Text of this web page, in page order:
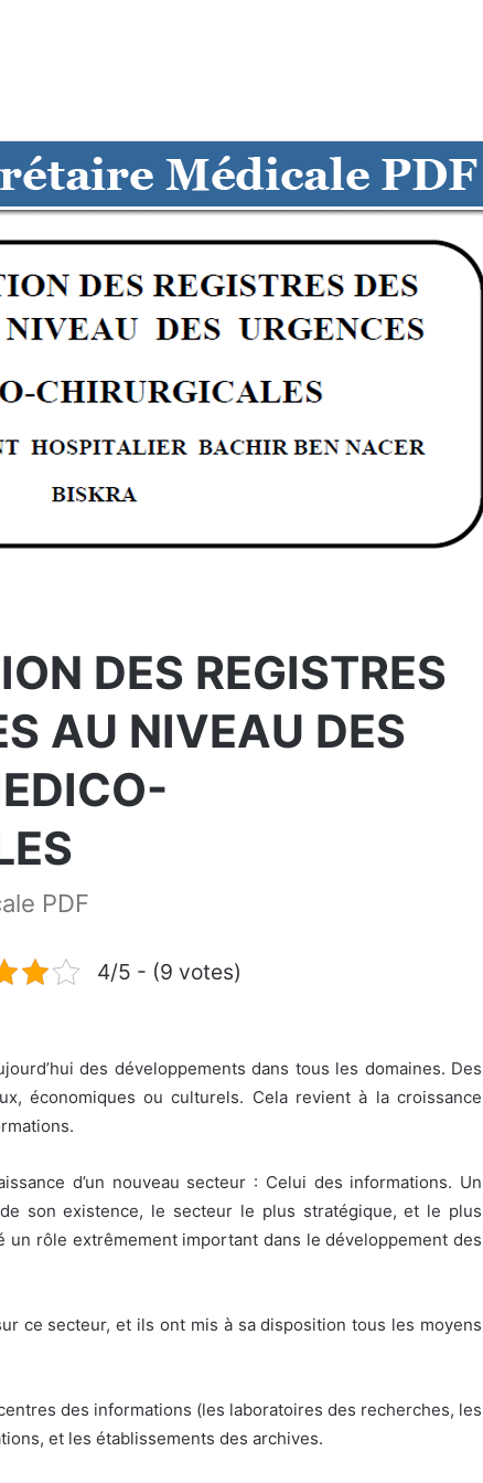
DES REGISTRES
AU NIVEAU DES
PDF
4/5 - (9 votes)
des développements dans tous les domaines. Des
économiques ou culturels. Cela revient à la croissance
d’un nouveau secteur : Celui des informations. Un
son existence, le secteur le plus stratégique, et le plus
un rôle extrêmement important dans le développement des
ce secteur, et ils ont mis à sa disposition tous les moyens
des informations (les laboratoires des recherches, les
et les établissements des archives.